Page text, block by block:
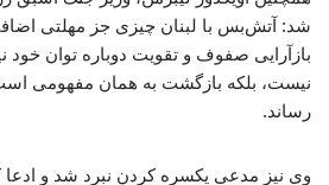
شد: آتش‌بس با لبنان چیزی جز مهلتی
بازآرایی صفوف و تقویت دوباره توان
نیست، بلکه بازگشت به همان مفهومی است
رساند.
وی نیز مدعی یکسره‌ کردن نبرد شد و ادعا